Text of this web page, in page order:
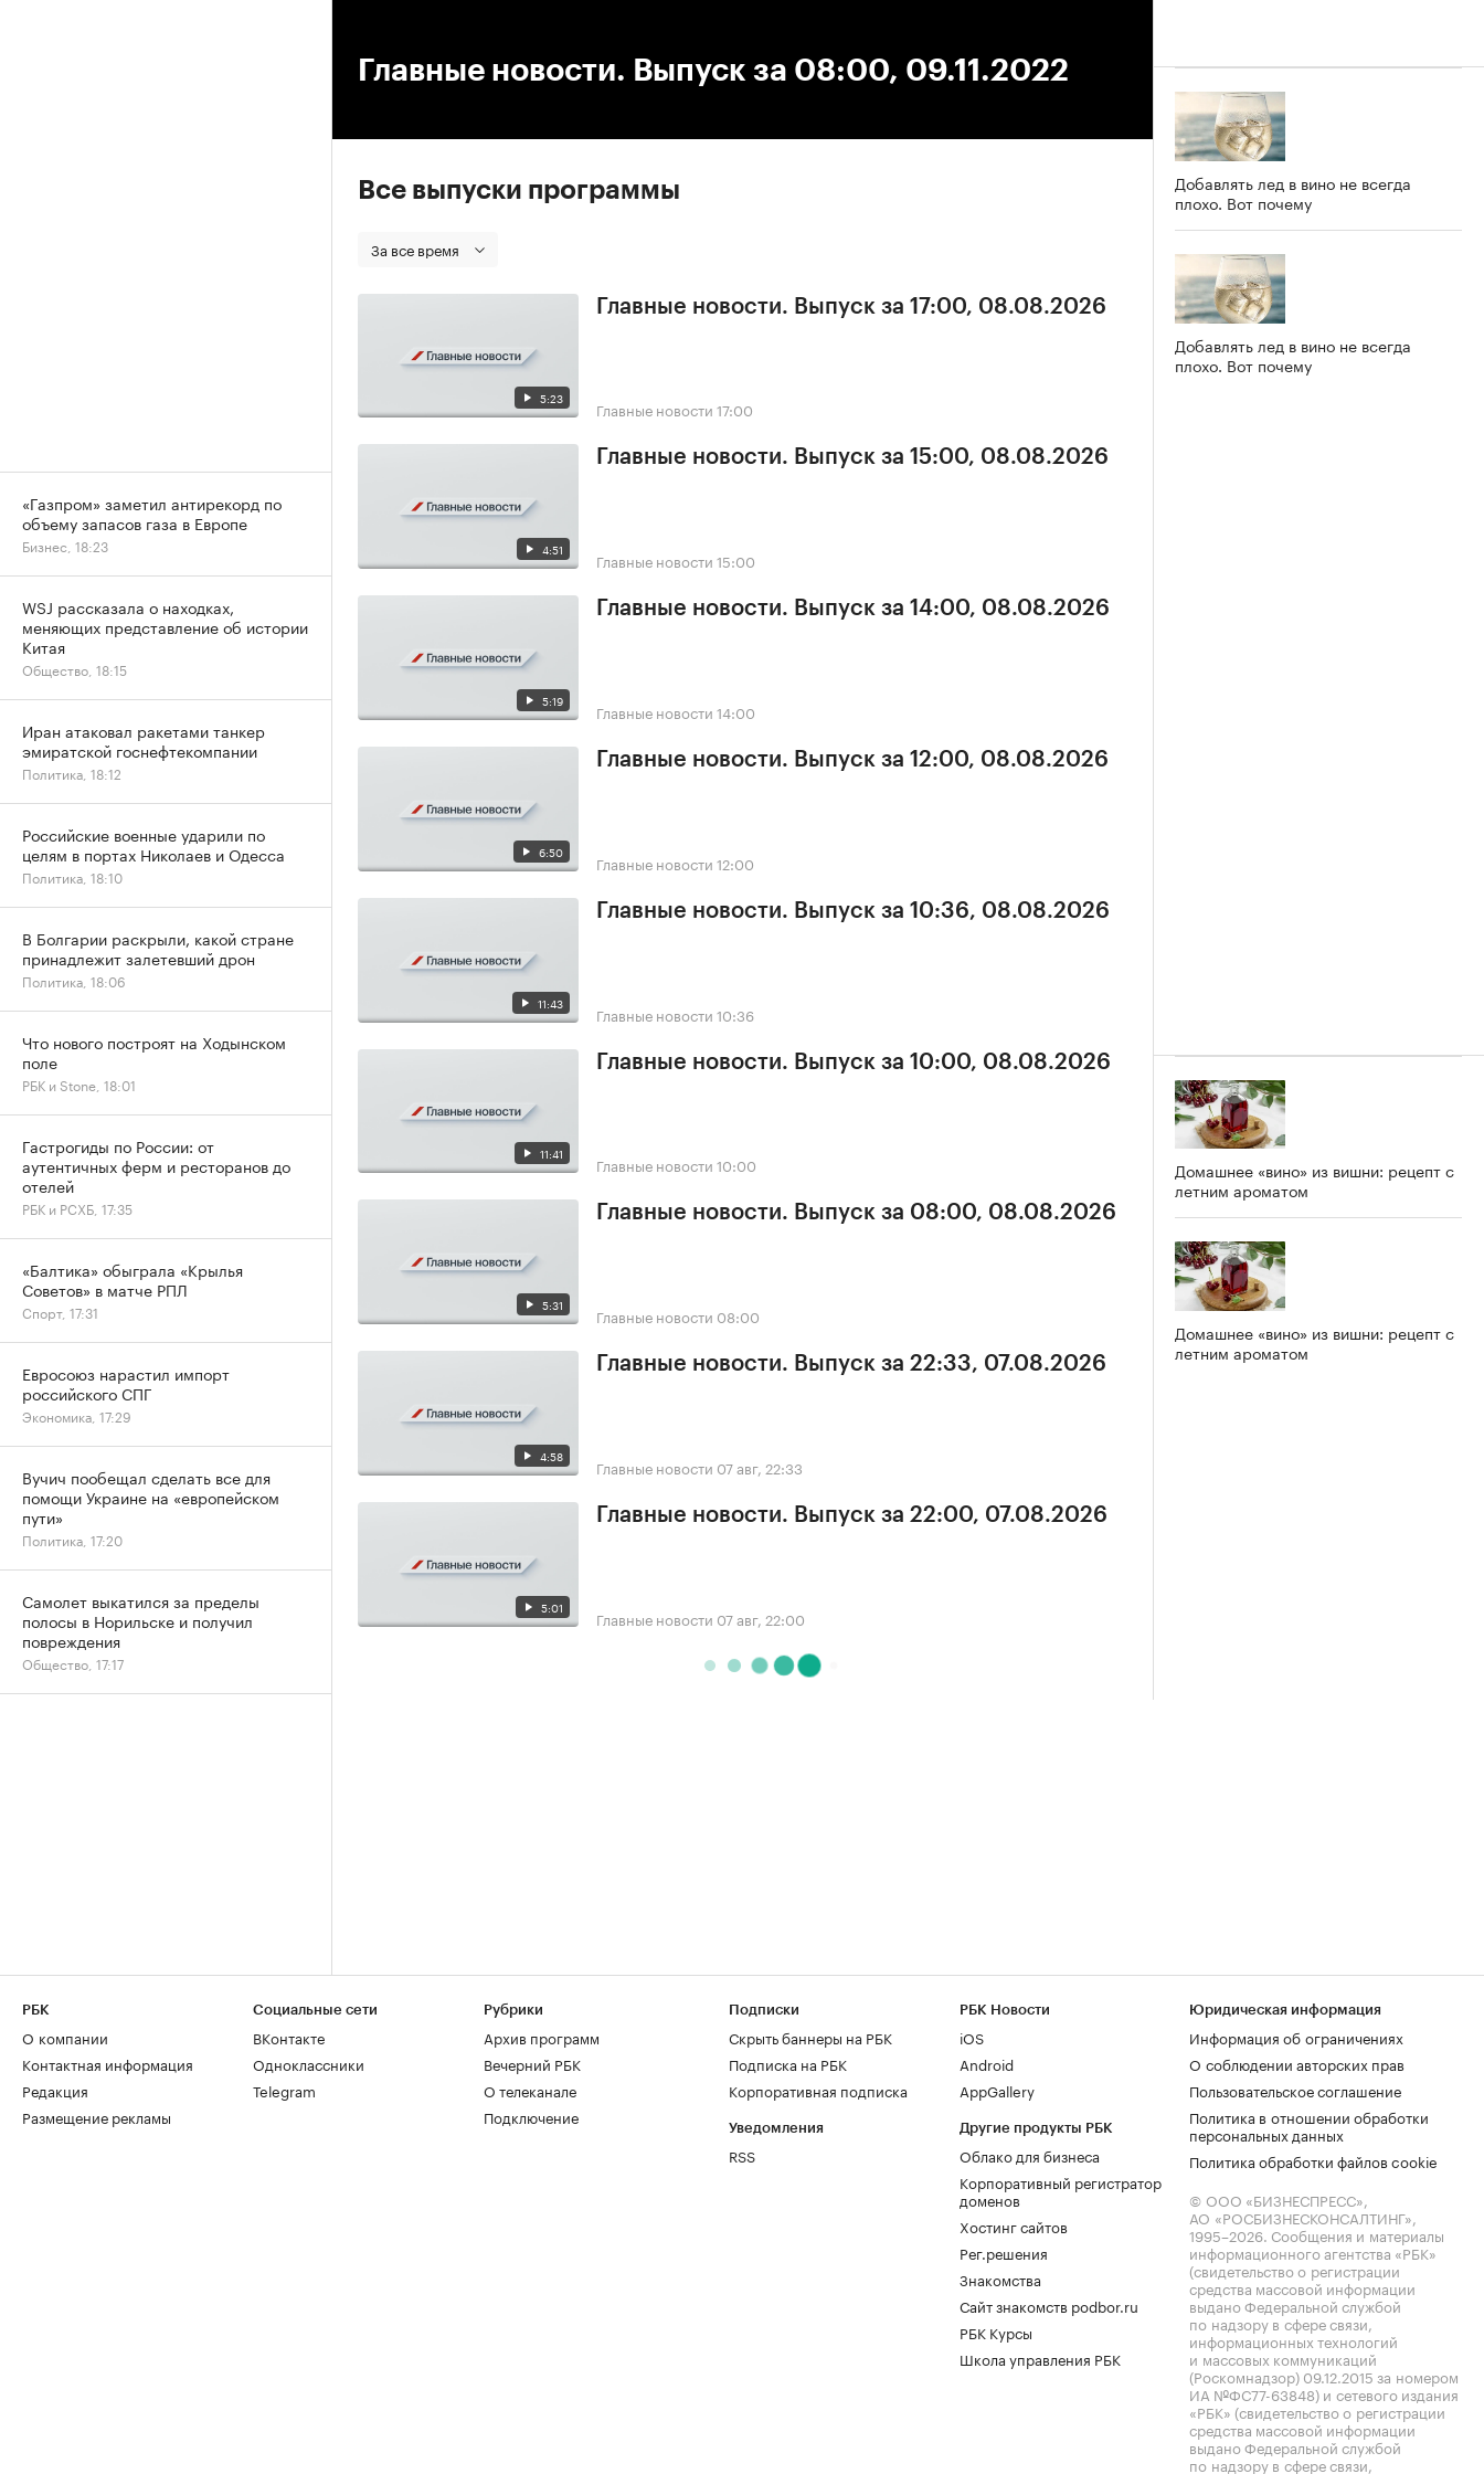
Главные новости. Выпуск за 08:00, 09.11.2022
Все выпуски программы
За все время
5:23
Главные новости. Выпуск за 17:00, 08.08.2026
Главные новости 17:00
4:51
Главные новости. Выпуск за 15:00, 08.08.2026
Главные новости 15:00
5:19
Главные новости. Выпуск за 14:00, 08.08.2026
Главные новости 14:00
6:50
Главные новости. Выпуск за 12:00, 08.08.2026
Главные новости 12:00
11:43
Главные новости. Выпуск за 10:36, 08.08.2026
Главные новости 10:36
11:41
Главные новости. Выпуск за 10:00, 08.08.2026
Главные новости 10:00
5:31
Главные новости. Выпуск за 08:00, 08.08.2026
Главные новости 08:00
4:58
Главные новости. Выпуск за 22:33, 07.08.2026
Главные новости 07 авг, 22:33
5:01
Главные новости. Выпуск за 22:00, 07.08.2026
Главные новости 07 авг, 22:00
Добавлять лед в вино не всегда
плохо. Вот почему
Добавлять лед в вино не всегда
плохо. Вот почему
Домашнее «вино» из вишни: рецепт с
летним ароматом
Домашнее «вино» из вишни: рецепт с
летним ароматом
«Газпром» заметил антирекорд по
объему запасов газа в Европе
Бизнес, 18:23
WSJ рассказала о находках,
меняющих представление об истории
Китая
Общество, 18:15
Иран атаковал ракетами танкер
эмиратской госнефтекомпании
Политика, 18:12
Российские военные ударили по
целям в портах Николаев и Одесса
Политика, 18:10
В Болгарии раскрыли, какой стране
принадлежит залетевший дрон
Политика, 18:06
Что нового построят на Ходынском
поле
РБК и Stone, 18:01
Гастрогиды по России: от
аутентичных ферм и ресторанов до
отелей
РБК и РСХБ, 17:35
«Балтика» обыграла «Крылья
Советов» в матче РПЛ
Спорт, 17:31
Евросоюз нарастил импорт
российского СПГ
Экономика, 17:29
Вучич пообещал сделать все для
помощи Украине на «европейском
пути»
Политика, 17:20
Самолет выкатился за пределы
полосы в Норильске и получил
повреждения
Общество, 17:17
РБК
О компании
Контактная информация
Редакция
Размещение рекламы
Социальные сети
ВКонтакте
Одноклассники
Telegram
Рубрики
Архив программ
Вечерний РБК
О телеканале
Подключение
Подписки
Скрыть баннеры на РБК
Подписка на РБК
Корпоративная подписка
Уведомления
RSS
РБК Новости
iOS
Android
AppGallery
Другие продукты РБК
Облако для бизнеса
Корпоративный регистратор
доменов
Хостинг сайтов
Рег.решения
Знакомства
Сайт знакомств podbor.ru
РБК Курсы
Школа управления РБК
Юридическая информация
Информация об ограничениях
О соблюдении авторских прав
Пользовательское соглашение
Политика в отношении обработки
персональных данных
Политика обработки файлов cookie
© ООО «БИЗНЕСПРЕСС»,
АО «РОСБИЗНЕСКОНСАЛТИНГ»,
1995–2026. Сообщения и материалы
информационного агентства «РБК»
(свидетельство о регистрации
средства массовой информации
выдано Федеральной службой
по надзору в сфере связи,
информационных технологий
и массовых коммуникаций
(Роскомнадзор) 09.12.2015 за номером
ИА №ФС77-63848) и сетевого издания
«РБК» (свидетельство о регистрации
средства массовой информации
выдано Федеральной службой
по надзору в сфере связи,